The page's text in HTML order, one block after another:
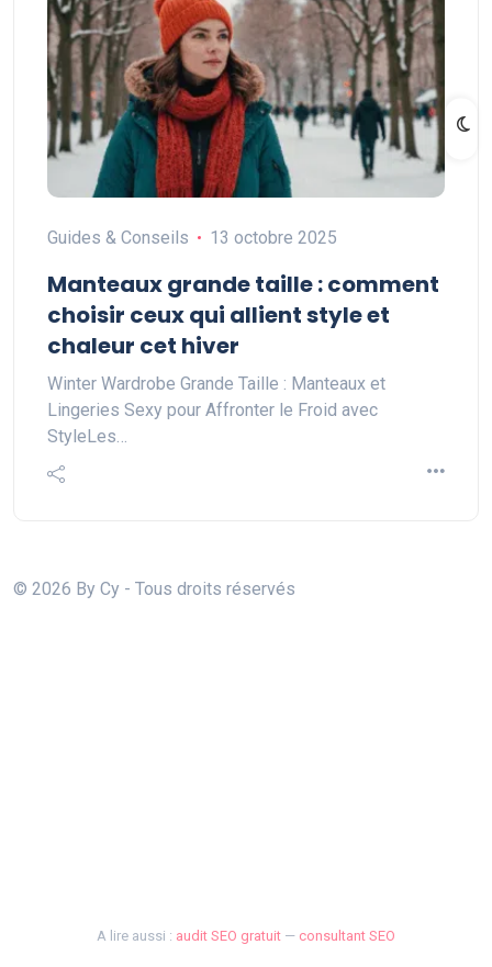
Guides & Conseils 13 octobre 2025
Manteaux grande taille : comment
choisir ceux qui allient style et
chaleur cet hiver
Winter Wardrobe Grande Taille : Manteaux et
Lingeries Sexy pour Affronter le Froid avec
StyleLes…
© 2026 By Cy - Tous droits réservés
A lire aussi : audit SEO gratuit — consultant SEO